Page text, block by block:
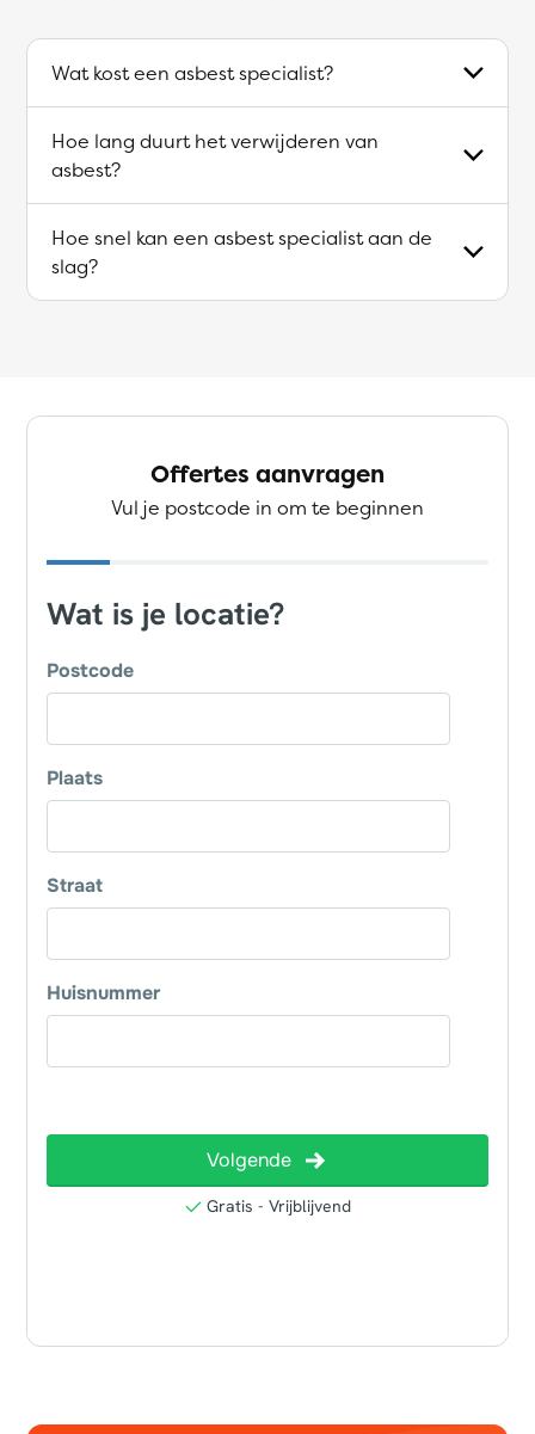
Wat kost een asbest specialist?
Hoe lang duurt het verwijderen van
asbest?
Hoe snel kan een asbest specialist aan de
slag?
Offertes aanvragen
Vul je postcode in om te beginnen